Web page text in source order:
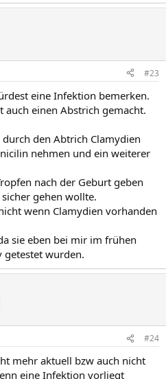
#23
eine Infektion bemerken.
einen Abstrich gemacht.
den Abtrich Clamydien
nehmen und ein weiterer
nach der Geburt geben
gehen wollte.
wenn Clamydien vorhanden
sie eben bei mir im frühen
getestet wurden.
#24
mehr aktuell bzw auch nicht
eine Infektion vorliegt